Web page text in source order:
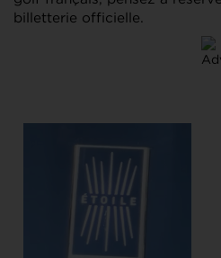
billetterie officielle.